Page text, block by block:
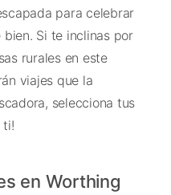
para celebrar
bien. Si te inclinas por
rurales en este
viajes que la
selecciona tus
ti!
en Worthing